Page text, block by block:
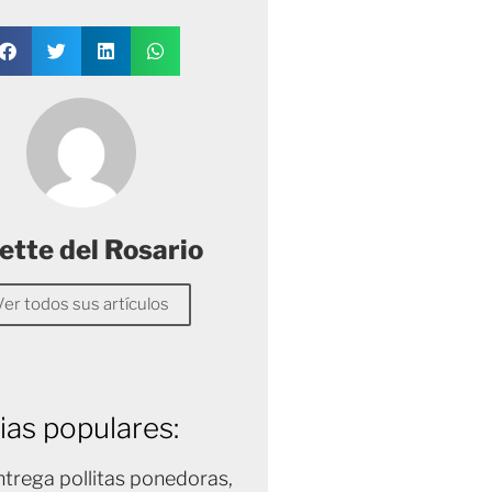
del Rosario
todos sus artículos
populares:
pollitas ponedoras,